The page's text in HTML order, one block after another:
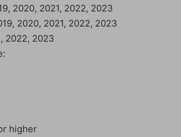
2020, 2021, 2022, 2023
2020, 2021, 2022, 2023
2022, 2023
higher